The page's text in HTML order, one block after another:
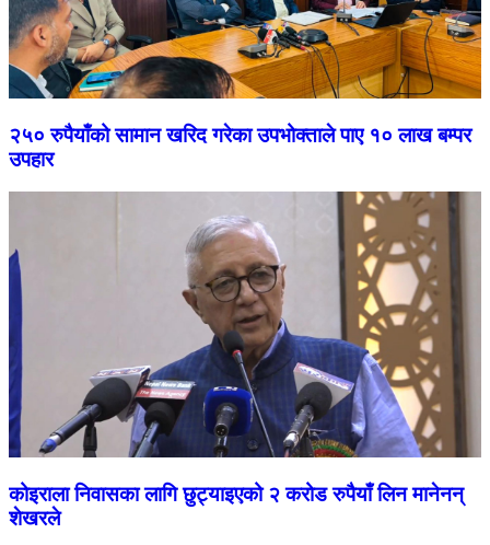
२५० रुपैयाँको सामान खरिद गरेका उपभोक्ताले पाए १० लाख बम्पर
उपहार
कोइराला निवासका लागि छुट्याइएको २ करोड रुपैयाँ लिन मानेनन्
शेखरले